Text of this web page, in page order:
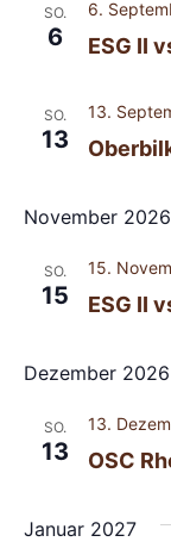
SO.
6 ESG II
6.
SO.
13
13.
November 2026
SO.
15 ESG II
15.
Dezember 2026
SO.
13 OSC
13.
Januar 2027